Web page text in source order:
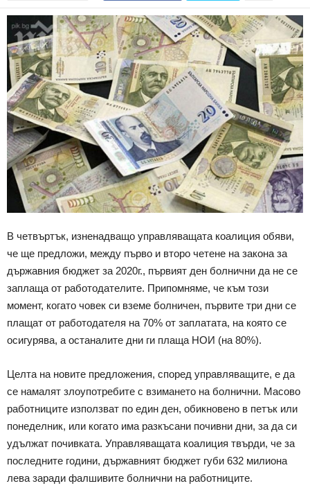
В четвъртък, изненадващо управляващата коалиция обяви,
че ще предложи, между първо и второ четене на закона за
държавния бюджет за 2020г., първият ден болнични да не се
заплаща от работодателите. Припомняме, че към този
момент, когато човек си вземе болничен, първите три дни се
плащат от работодателя на 70% от заплатата, на която се
осигурява, а останалите дни ги плаща НОИ (на 80%).
Целта на новите предложения, според управляващите, е да
се намалят злоупотребите с взимането на болнични. Масово
работниците използват по един ден, обикновено в петък или
понеделник, или когато има разкъсани почивни дни, за да си
удължат почивката. Управляващата коалиция твърди, че за
последните години, държавният бюджет губи 632 милиона
лева заради фалшивите болнични на работниците.